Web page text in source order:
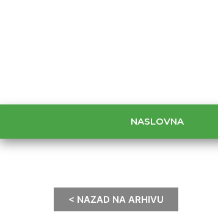
NASLOVNA
< NAZAD NA ARHIVU